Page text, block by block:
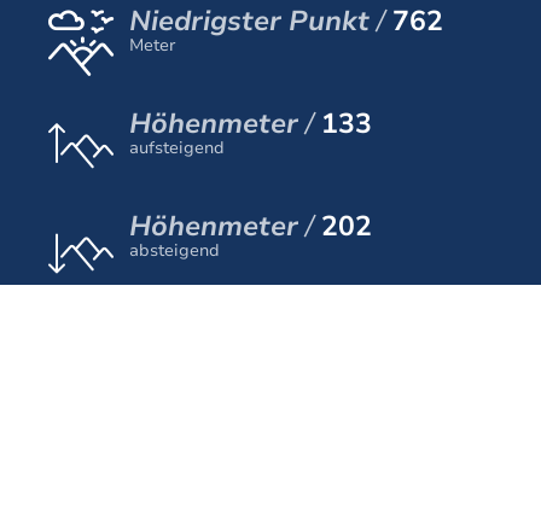
Niedrigster Punkt 762
Meter
Höhenmeter 133
aufsteigend
Höhenmeter 202
absteigend